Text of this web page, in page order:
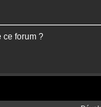
ce forum ?